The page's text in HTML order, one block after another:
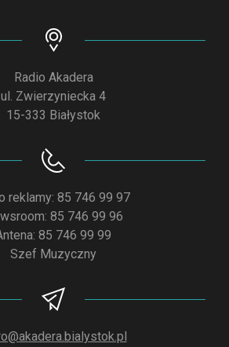
Radio Akadera
ul. Zwierzyniecka 4
15-333 Białystok
reklamy: 85 746 99 97
85 746 99 96
85 746 99 99
Szef Muzyczny